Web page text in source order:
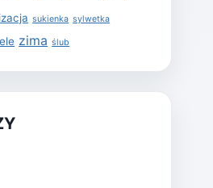
sukienka sylwetka
zima ślub